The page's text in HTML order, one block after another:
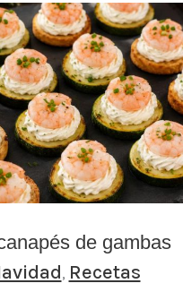
de gambas
, Recetas